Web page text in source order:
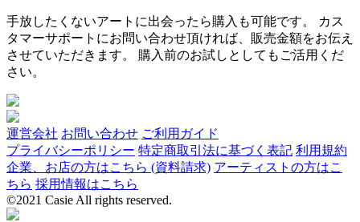
手放したくないアートに出会ったら購入も可能です。 カス
タマーサポートにお問い合わせ頂ければ、販売金額をお伝え
させていただきます。 購入前のお試しとしてもご活用くだ
さい。
運営会社 お問い合わせ ご利用ガイド
プライバシーポリシー 特定商取引法に基づく表記 利用規約
企業、お店の方はこちら (資料請求) アーティストの方はこ
ちら 採用情報はこちら
©2021 Casie All rights reserved.